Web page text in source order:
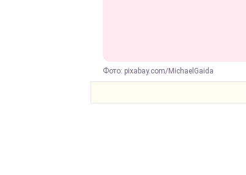
Фото: pixabay.com/MichaelGaida